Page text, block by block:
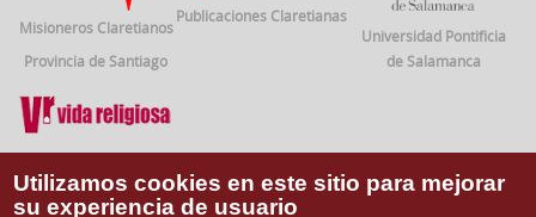
Misioneros Claretianos
Provincia de Santiago
Publicaciones Claretianas
Universidad Pontificia
de Salamanca
Vida Religiosa
Utilizamos cookies en este sitio para mejorar
su experiencia de usuario